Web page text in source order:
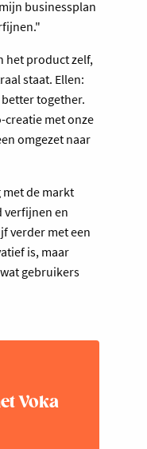
businessplan
het product zelf,
staat. Ellen:
better together.
creatie met onze
omgezet naar
de markt
verfijnen en
verder met een
is, maar
gebruikers
Voka